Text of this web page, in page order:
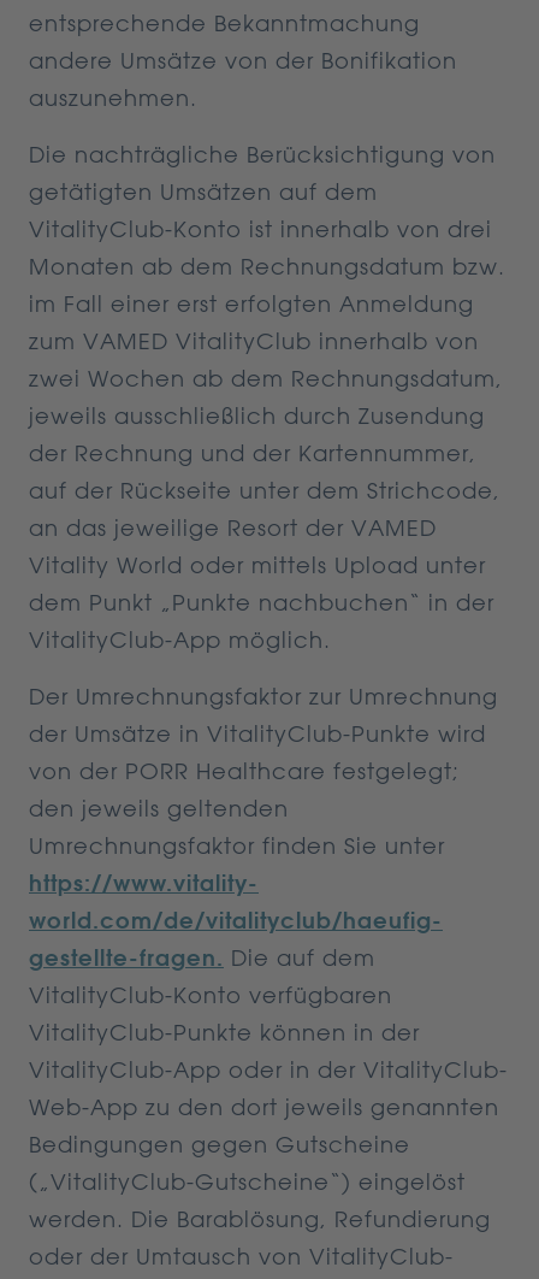
entsprechende Bekanntmachung
andere Umsätze von der Bonifikation
auszunehmen.
Die nachträgliche Berücksichtigung von
getätigten Umsätzen auf dem
VitalityClub-Konto ist innerhalb von drei
Monaten ab dem Rechnungsdatum bzw.
im Fall einer erst erfolgten Anmeldung
zum VAMED VitalityClub innerhalb von
zwei Wochen ab dem Rechnungsdatum,
jeweils ausschließlich durch Zusendung
der Rechnung und der Kartennummer,
auf der Rückseite unter dem Strichcode,
an das jeweilige Resort der VAMED
Vitality World oder mittels Upload unter
dem Punkt „Punkte nachbuchen“ in der
VitalityClub-App möglich.
Der Umrechnungsfaktor zur Umrechnung
der Umsätze in VitalityClub-Punkte wird
von der PORR Healthcare festgelegt;
den jeweils geltenden
Umrechnungsfaktor finden Sie unter
https://www.vitality-
world.com/de/vitalityclub/haeufig-
gestellte-fragen. Die auf dem
VitalityClub-Konto verfügbaren
VitalityClub-Punkte können in der
VitalityClub-App oder in der VitalityClub-
Web-App zu den dort jeweils genannten
Bedingungen gegen Gutscheine
(„VitalityClub-Gutscheine“) eingelöst
werden. Die Barablösung, Refundierung
oder der Umtausch von VitalityClub-